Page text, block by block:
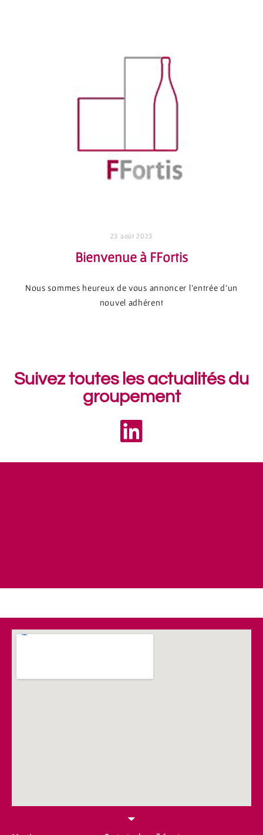
23 août 2023
Bienvenue à FFortis
Nous sommes heureux de vous annoncer l’entrée d’un
nouvel adhérent
Suivez toutes les actualités du
groupement